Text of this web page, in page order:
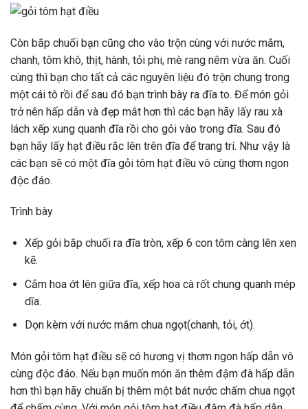
Còn bắp chuối bạn cũng cho vào trộn cùng với nước mắm,
chanh, tôm khô, thịt, hành, tỏi phi, mè rang nêm vừa ăn. Cuối
cùng thì bạn cho tất cả các nguyên liệu đó trộn chung trong
một cái tô rồi để sau đó bạn trình bày ra đĩa to. Để món gỏi
trở nên hấp dẫn và đẹp mắt hơn thì các bạn hãy lấy rau xà
lách xếp xung quanh đĩa rồi cho gỏi vào trong đĩa. Sau đó
bạn hãy lấy hạt điều rắc lên trên đĩa để trang trí. Như vậy là
các bạn sẽ có một đĩa gỏi tôm hạt điều vô cùng thơm ngon
độc đáo.
Trình bày
Xếp gỏi bắp chuối ra đĩa tròn, xếp 6 con tôm càng lên xen
kẽ.
Cắm hoa ớt lên giữa đĩa, xếp hoa cà rốt chung quanh mép
dĩa.
Dọn kèm với nước mắm chua ngọt(chanh, tỏi, ớt).
Món gỏi tôm hạt điều sẽ có hương vị thơm ngon hấp dẫn vô
cùng độc đáo. Nếu bạn muốn món ăn thêm đậm đà hấp dẫn
hơn thì bạn hãy chuẩn bị thêm một bát nước chấm chua ngọt